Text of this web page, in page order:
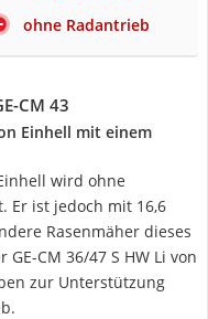
ohne Radantrieb
CM 43
Einhell mit einem
wird ohne
Er ist jedoch mit 16,6
Rasenmäher dieses
CM 36/47 S HW Li von
zur Unterstützung